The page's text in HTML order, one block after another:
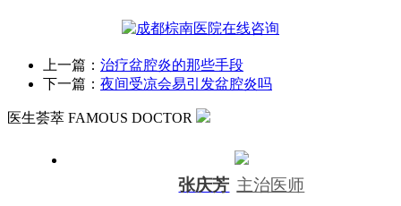
上一篇： 治疗盆腔炎的那些手段
下一篇： 夜间受凉会易引发盆腔炎吗
医生荟萃 FAMOUS DOCTOR
张庆芳 主治医师